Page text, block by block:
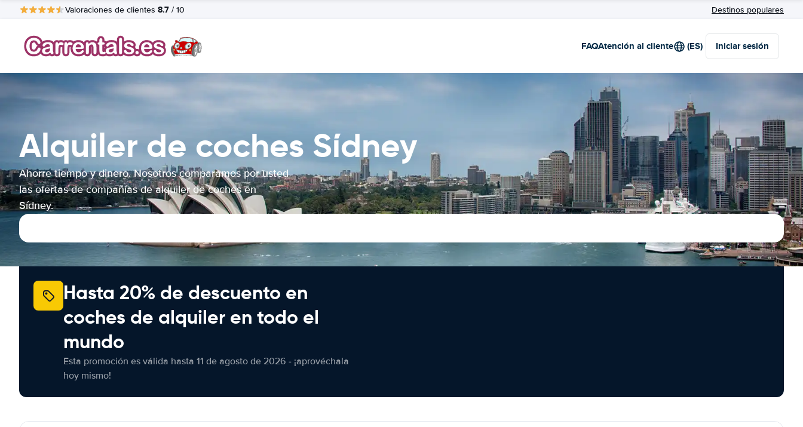
Valoraciones de clientes 8.7 / 10 Destinos populares
FAQAtención al cliente (ES) Iniciar sesión
Alquiler de coches Sídney
Ahorre tiempo y dinero. Nosotros comparamos por usted
las ofertas de compañías de alquiler de coches en
Sídney.
Hasta 20% de descuento en
coches de alquiler en todo el
mundo
Esta promoción es válida hasta 11 de agosto de 2026 - ¡aprovéchala
hoy mismo!